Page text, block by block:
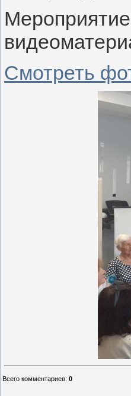
Смотреть
Всего комментариев: 0